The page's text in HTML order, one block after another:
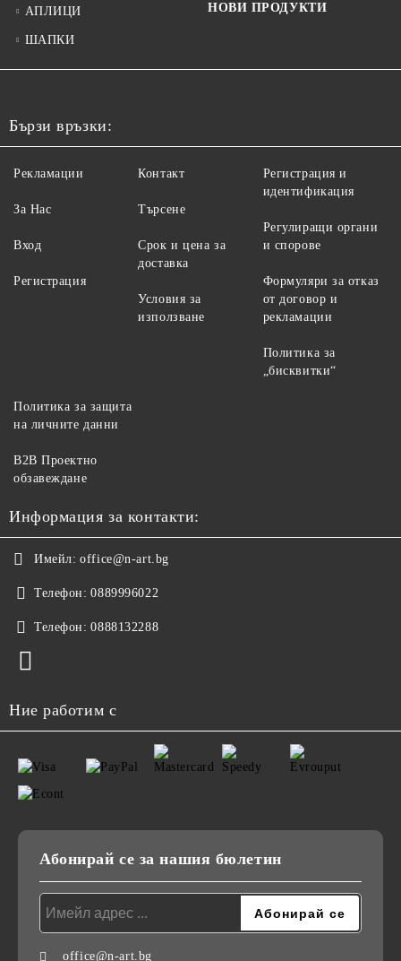
АПЛИЦИ
ШАПКИ
НОВИ ПРОДУКТИ
Бързи връзки:
Рекламации
За Нас
Вход
Регистрация
Контакт
Търсене
Срок и цена за
доставка
Условия за
използване
Регистрация и
идентификация
Регулиращи органи
и спорове
Формуляри за отказ
от договор и
рекламации
Политика за
„бисквитки“
Политика за защита
на личните данни
B2B Проектно
обзавеждане
Информация за контакти:
Имейл: office@n-art.bg
Телефон: 0889996022
Телефон: 0888132288
Ние работим с
Абонирай се за нашия бюлетин
office@n-art.bg